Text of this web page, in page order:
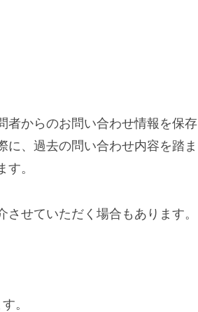
者からのお問い合わせ情報を保存
に、過去の問い合わせ内容を踏ま
。
せていただく場合もあります。
。